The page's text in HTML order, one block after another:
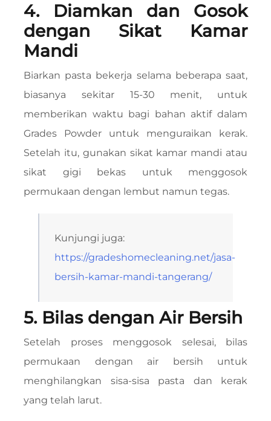
4. Diamkan dan Gosok
dengan Sikat Kamar
Mandi
Biarkan pasta bekerja selama beberapa saat,
biasanya sekitar 15-30 menit, untuk
memberikan waktu bagi bahan aktif dalam
Grades Powder untuk menguraikan kerak.
Setelah itu, gunakan sikat kamar mandi atau
sikat gigi bekas untuk menggosok
permukaan dengan lembut namun tegas.
Kunjungi juga:
https://gradeshomecleaning.net/jasa-
bersih-kamar-mandi-tangerang/
5. Bilas dengan Air Bersih
Setelah proses menggosok selesai, bilas
permukaan dengan air bersih untuk
menghilangkan sisa-sisa pasta dan kerak
yang telah larut.